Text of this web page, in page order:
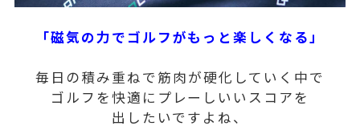
「磁気の力でゴルフがもっと楽しくなる」
毎日の積み重ねで筋肉が硬化していく中で
ゴルフを快適にプレーしいいスコアを
出したいですよね、